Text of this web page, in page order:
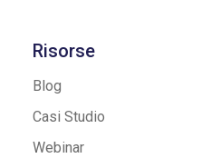
Risorse
Blog
Casi Studio
Webinar